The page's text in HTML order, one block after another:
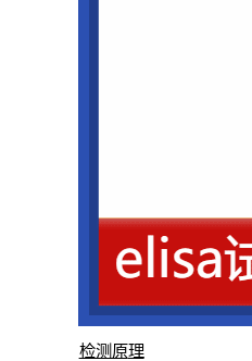
检测原理